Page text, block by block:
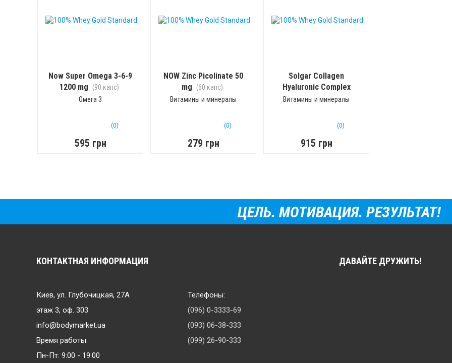
Now Super Omega 3-6-9
1200 mg
(90 капс)
Омега 3
(0)
595 грн
NOW Zinc Picolinate 50
mg
(60 капс)
Витамины и минералы
(0)
279 грн
Solgar Collagen
Hyaluronic Complex
(30 таб)
Витамины и минералы
(0)
915 грн
ЦЕЛЬ. МОТИВАЦИЯ. РЕЗУЛЬТАТ!
КОНТАКТНАЯ ИНФОРМАЦИЯ
Киев, ул. Глубочицкая, 27А
этаж 3, оф. 303
info@bodymarket.ua
Время работы:
Пн-Пт: 9:00 - 19:00
Телефоны:
(096) 0-3333-69
(093) 06-38-333
(099) 26-90-333
ДАВАЙТЕ ДРУЖИТЬ!